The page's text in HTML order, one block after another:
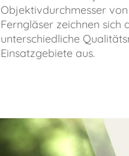
Objektivdurchmesser von
Ferngläser zeichnen sich
unterschiedliche
Einsatzgebiete aus.